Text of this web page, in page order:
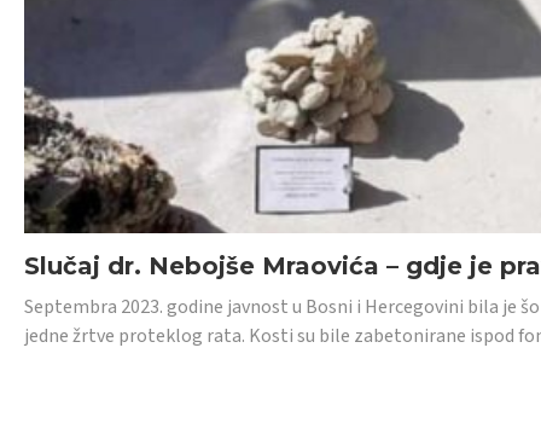
Slučaj dr. Nebojše Mraovića – gdje je
Septembra 2023. godine javnost u Bosni i Hercegovini bila je
jedne žrtve proteklog rata. Kosti su bile zabetonirane ispod